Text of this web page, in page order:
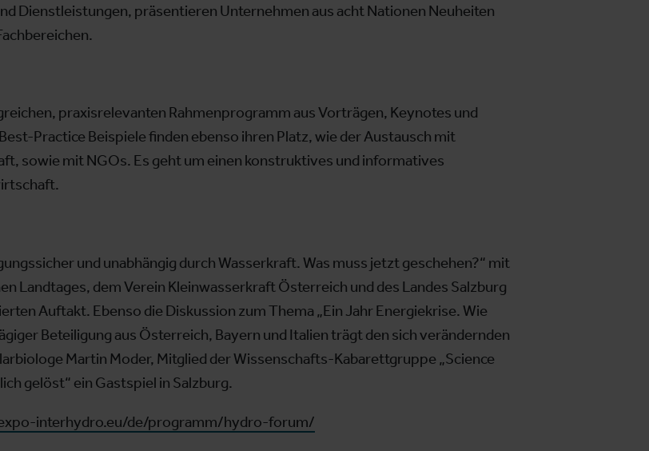
Dienstleistungen, präsentieren Unternehmen aus acht Nationen Neuheiten
praxisrelevanten Rahmenprogramm aus Vorträgen, Keynotes und
Practice Beispiele finden ebenso ihren Platz, wie der Austausch mit
sowie mit NGOs. Es geht um einen konstruktives und informatives
und unabhängig durch Wasserkraft. Was muss jetzt geschehen?“ mit
Landtages, dem Verein Kleinwasserkraft Österreich und des Landes Salzburg
Auftakt. Ebenso die Diskussion zum Thema „Ein Jahr Energiekrise. Wie
Beteiligung aus Österreich, Bayern und Italien trägt den sich verändernden
Martin Moder, Mitglied der Wissenschafts-Kabarettgruppe „Science
gelöst“ ein Gastspiel in Salzburg.
interhydro.eu/de/programm/hydro-forum/